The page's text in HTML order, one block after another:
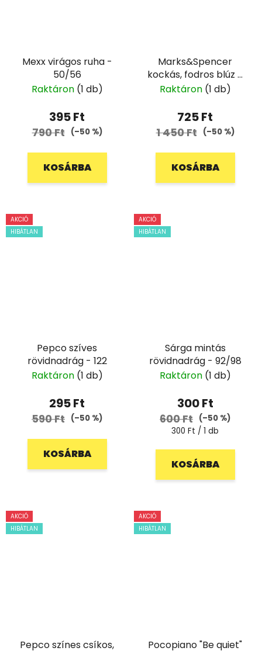
Mexx virágos ruha -
50/56
Raktáron (1 db)
395 Ft
790 Ft (–50 %)
KOSÁRBA
Marks&Spencer
kockás, fodros blúz -
128
Raktáron (1 db)
725 Ft
1 450 Ft (–50 %)
KOSÁRBA
AKCIÓ
HIBÁTLAN
Pepco szíves
rövidnadrág - 122
Raktáron (1 db)
295 Ft
590 Ft (–50 %)
KOSÁRBA
AKCIÓ
HIBÁTLAN
Sárga mintás
rövidnadrág - 92/98
Raktáron (1 db)
300 Ft
600 Ft (–50 %)
Egységár:
300 Ft / 1 db
KOSÁRBA
AKCIÓ
HIBÁTLAN
Pepco színes csíkos,
AKCIÓ
HIBÁTLAN
Pocopiano "Be quiet"